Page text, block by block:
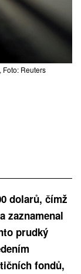
Foto: Reuters
dolarů, čímž
zaznamenal
prudký
fondů,